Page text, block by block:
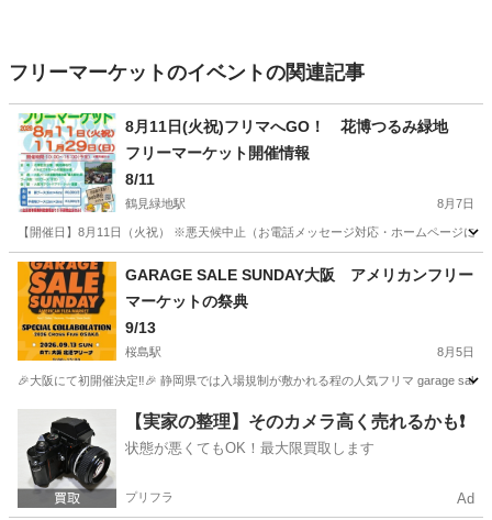
フリーマーケットのイベントの関連記事
8月11日(火祝)フリマへGO！ 花博つるみ緑地
フリーマーケット開催情報
8/11
鶴見緑地駅 8月7日
【開催日】8月11日（火祝） ※悪天候中止（お電話メッセージ対応・ホームペー
大阪 大阪市 フリーマーケット ブース
GARAGE SALE SUNDAY大阪 アメリカンフリー
マーケットの祭典
9/13
桜島駅 8月5日
🎉大阪にて初開催決定‼️🎉 静岡県では入場規制が敷かれる程の人気フリマ garage
桜島駅 フリーマーケット ブース
【実家の整理】そのカメラ高く売れるかも❗️
状態が悪くてもOK！最大限買取します
プリフラ Ad